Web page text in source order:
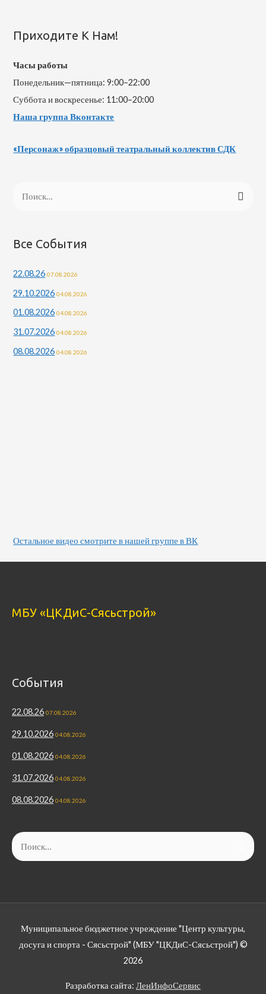
Приходите К Нам!
Часы работы
Понедельник—пятница: 9:00–22:00
Суббота и воскресенье: 11:00–20:00
Наша группа Вконтакте
«Персонаж» образцовый театральный коллектив СДК
Все События
22.08.26 07.08.2026
29.10.2026 04.08.2026
01.08.2026 04.08.2026
31.07.2026 04.08.2026
08.08.2026 04.08.2026
Остальное видео смотрите в нашей группе в ВК
МБУ «ЦКДиС-Сясьстрой»
События
22.08.26 07.08.2026
29.10.2026 04.08.2026
01.08.2026 04.08.2026
31.07.2026 04.08.2026
08.08.2026 04.08.2026
Муниципальное бюджетное учреждение "Центр культуры,
досуга и спорта - Сясьстрой" (МБУ "ЦКДиС-Сясьстрой") ©
2026
Разработка сайта: ЛенИнфоСервис